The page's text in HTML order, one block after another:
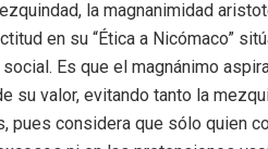
la magnanimidad
en su “Ética a Nicómaco”
Es que el magnánimo
su valor, evitando tanto la
pues considera que sólo quien